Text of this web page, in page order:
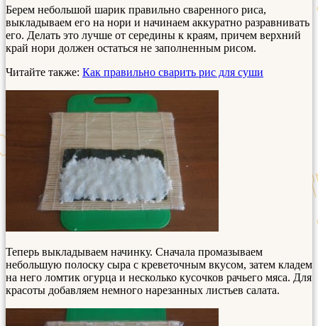
Берем небольшой шарик правильно сваренного риса,
выкладываем его на нори и начинаем аккуратно разравнивать
его. Делать это лучше от середины к краям, причем верхний
край нори должен остаться не заполненным рисом.
Читайте также: Как правильно сварить рис для суши
Теперь выкладываем начинку. Сначала промазываем
небольшую полоску сыра с креветочным вкусом, затем кладем
на него ломтик огурца и несколько кусочков рачьего мяса. Для
красоты добавляем немного нарезанных листьев салата.